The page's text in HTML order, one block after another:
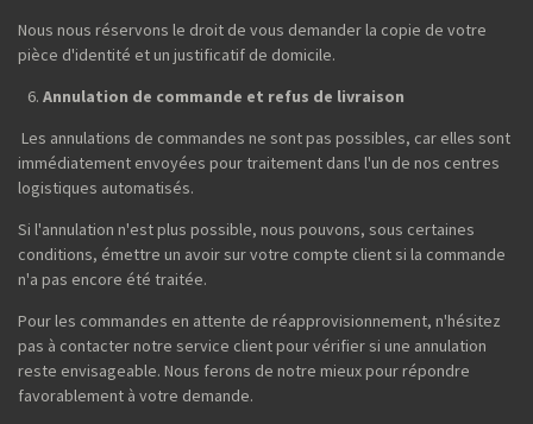
Nous nous réservons le droit de vous demander la copie de votre
pièce d'identité et un justificatif de domicile.
Annulation de commande et refus de livraison
Les annulations de commandes ne sont pas possibles, car elles sont
immédiatement envoyées pour traitement dans l'un de nos centres
logistiques automatisés.
Si l'annulation n'est plus possible, nous pouvons, sous certaines
conditions, émettre un avoir sur votre compte client si la commande
n'a pas encore été traitée.
Pour les commandes en attente de réapprovisionnement, n'hésitez
pas à contacter notre service client pour vérifier si une annulation
reste envisageable. Nous ferons de notre mieux pour répondre
favorablement à votre demande.